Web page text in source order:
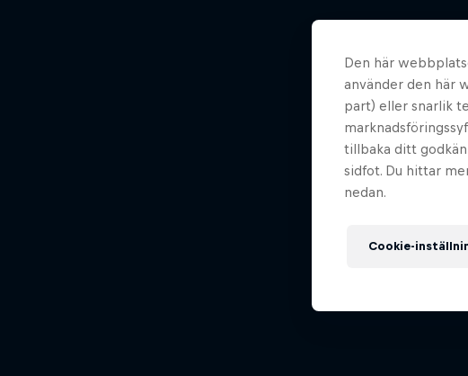
Den här
använder den här
part) eller snarlik
tillbaka ditt
sidfot. Du hittar
nedan.
Cookie-